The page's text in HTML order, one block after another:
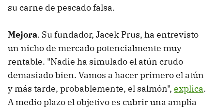
su carne de pescado falsa.
Mejora. Su fundador, Jacek Prus, ha entrevisto
un nicho de mercado potencialmente muy
rentable. "Nadie ha simulado el atún crudo
demasiado bien. Vamos a hacer primero el atún
y más tarde, probablemente, el salmón", explica.
A medio plazo el objetivo es cubrir una amplia